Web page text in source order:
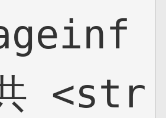
<str